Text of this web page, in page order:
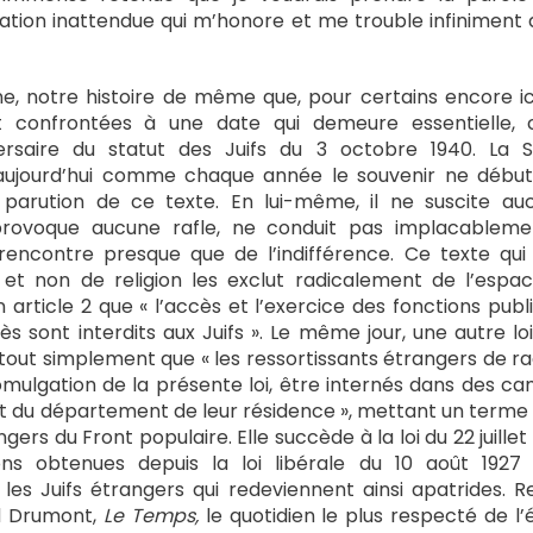
inattendue qui m’honore et me trouble infiniment
notre histoire de même que, pour certains encore
confrontées à une date qui demeure essentielle,
du statut des Juifs du 3 octobre 1940. La
comme chaque année le souvenir ne
de ce texte. En lui-même, il ne suscite
aucune rafle, ne conduit pas
presque que de l’indifférence. Ce texte
non de religion les exclut radicalement de
article 2 que « l’accès et l’exercice des fonctions
sont interdits aux Juifs ». Le même jour, une autre
simplement que « les ressortissants étrangers de
de la présente loi, être internés dans des
du département de leur résidence », mettant un terme
du Front populaire. Elle succède à la loi du 22
obtenues depuis la loi libérale du 10 août
Juifs étrangers qui redeviennent ainsi apatrides.
Drumont, Le Temps, le quotidien le plus respecté de